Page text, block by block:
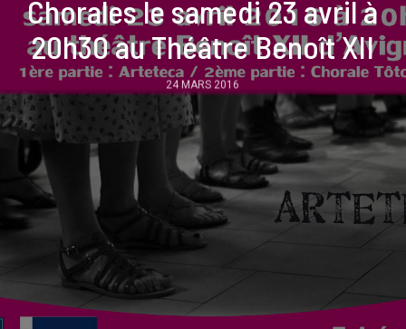
Chorales le samedi 23 avril à
20h30 au Théâtre Benoît XII
24 MARS 2016